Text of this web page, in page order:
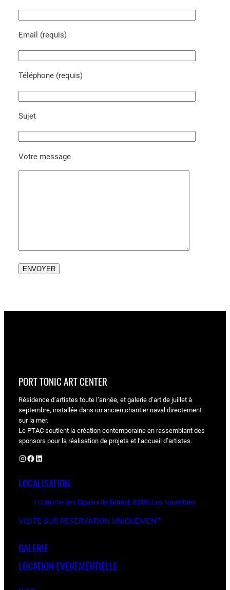
Email (requis)
Téléphone (requis)
Sujet
Votre message
PORT TONIC ART CENTER
Résidence d’artistes toute l’année, et galerie d’art de juillet à
septembre, installée dans un ancien chantier naval directement
sur la mer.
Le PTAC soutient la création contemporaine en rassemblant des
sponsors pour la réalisation de projets et l’accueil d’artistes.
Instagram Facebook LinkedIn
LOCALISATION
1 Corniche des Cigales de Ferréol, 83380 Les Issambres
VISITE SUR RESERVATION UNIQUEMENT
GALERIE
LOCATION EVENEMENTIELLE